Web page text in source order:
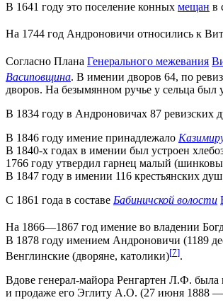
В 1641 году это поселение конных мещан в
На 1744 год Андроновичи относились к
Согласно Плана Генерального межевания
Васиповщина. В имении дворов 64, по
дворов. На безымянном ручье у сельца был
В 1834 году в Андроновичах 87 ревизских
В 1846 году имение принадлежало
В 1840-х годах в имении был устроен
1766 году утвердил гарнец малый
В 1847 году в имении 116 крестьянских
С 1861 года в составе Бабиничской волости
На 1866—1867 год имение во владении
В 1878 году имением Андроновичи (1189
Венглинские (дворяне, католики)[7].
Вдове генерал-майора Ренгартен Л.Ф. была
и продаже его Эглиту А.О. (27 июня 1888 —